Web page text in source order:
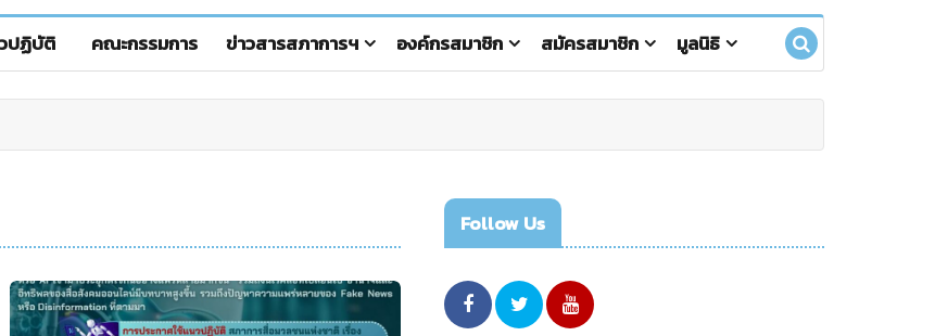
ปฏิบัติ คณะกรรมการ ข่าวสารสภาการฯ องค์กรสมาชิก สมัครสมาชิก มูลนิธิ
Follow Us